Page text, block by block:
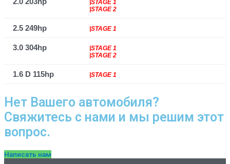
|STAGE 1
|STAGE 2
2.5 249hp |STAGE 1
3.0 304hp
|STAGE 1
|STAGE 2
1.6 D 115hp |STAGE 1
Нет Вашего автомобиля?
Свяжитесь с нами и мы решим этот
вопрос.
Написать нам